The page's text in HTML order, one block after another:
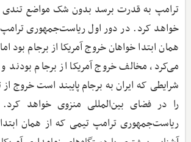
ترامپ به قدرت برسد بدون شک مواضع تندی را
خواهد کرد. در دور اول ریاست‌جمهوری ترامپ،
همان ابتدا خواهان خروج آمریکا از برجام بود
می‌کرد، مخالف خروج آمریکا از برجام بودند
شرایطی که ایران به برجام پایبند است خروج از
را در فضای بین‌المللی منزوی خواهد
ریاست‌جمهوری ترامپ تیمی که از همان